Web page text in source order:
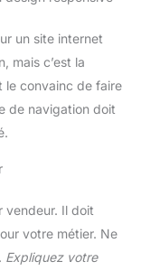
un site internet
mais c’est la
le convainc de faire
de navigation doit
vendeur. Il doit
votre métier. Ne
Expliquez votre